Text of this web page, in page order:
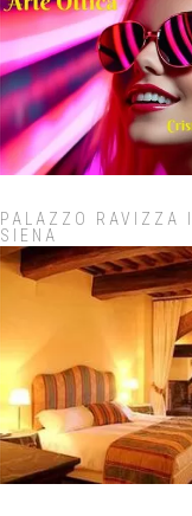
PALAZZO RAVIZZA
SIENA